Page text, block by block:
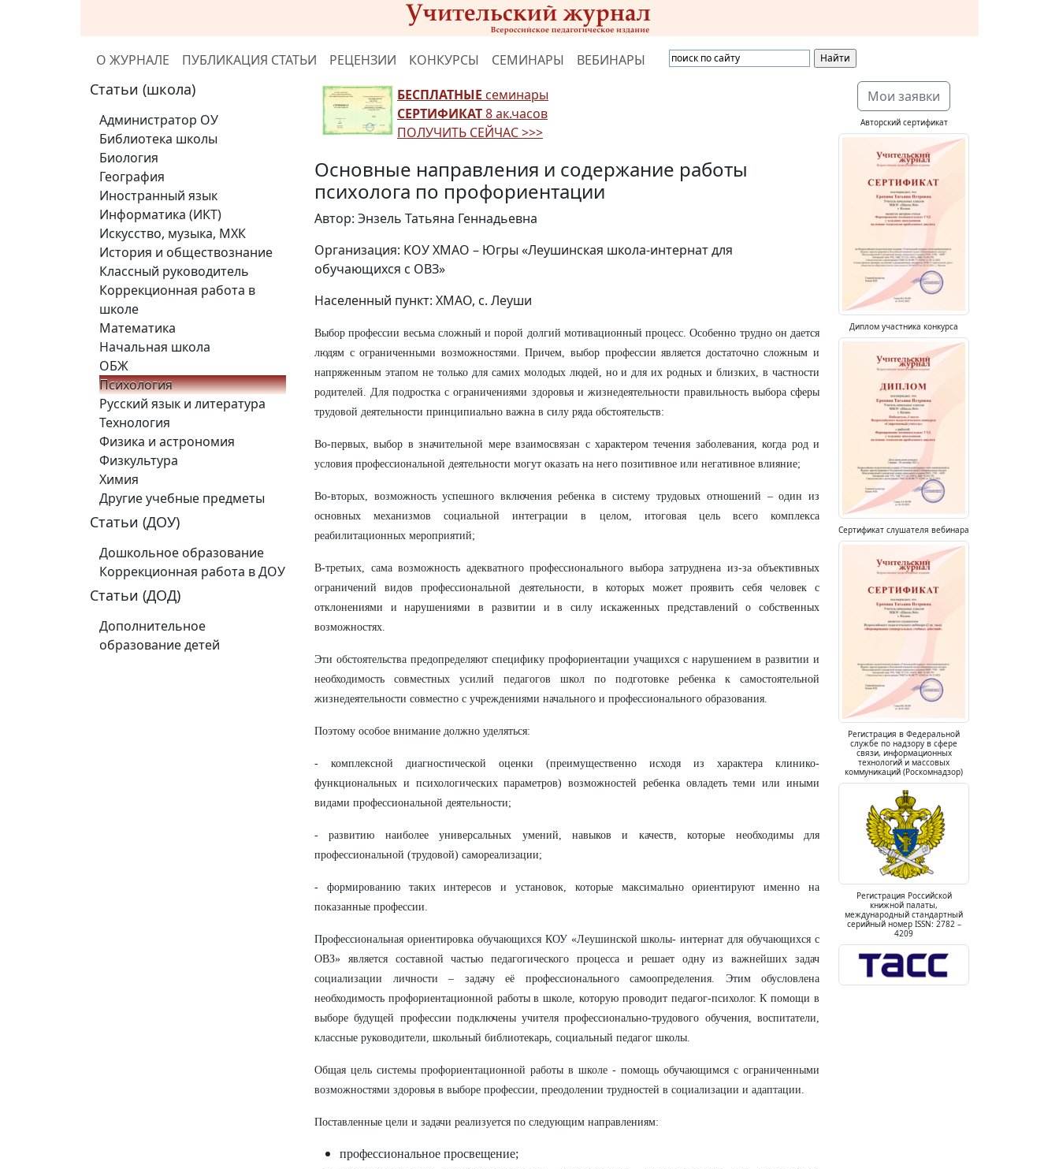
О ЖУРНАЛЕ ПУБЛИКАЦИЯ СТАТЬИ РЕЦЕНЗИИ КОНКУРСЫ СЕМИНАРЫ ВЕБИНАРЫ
Статьи (школа)
Администратор ОУ
Библиотека школы
Биология
География
Иностранный язык
Информатика (ИКТ)
Искусство, музыка, МХК
История и обществознание
Классный руководитель
Коррекционная работа в
школе
Математика
Начальная школа
ОБЖ
Психология
Русский язык и литература
Технология
Физика и астрономия
Физкультура
Химия
Другие учебные предметы
Статьи (ДОУ)
Дошкольное образование
Коррекционная работа в ДОУ
Статьи (ДОД)
Дополнительное
образование детей
БЕСПЛАТНЫЕ семинары
СЕРТИФИКАТ8 ак.часов
ПОЛУЧИТЬ СЕЙЧАС >>>
Основные направления и содержание работы
психолога по профориентации
Автор: Энзель Татьяна Геннадьевна
Организация: КОУ ХМАО – Югры «Леушинская школа-интернат для
обучающихся с ОВЗ»
Населенный пункт: ХМАО, с. Леуши
Выбор профессии весьма сложный и порой долгий мотивационный процесс. Особенно трудно он дается
людям с ограниченными возможностями. Причем, выбор профессии является достаточно сложным и
напряженным этапом не только для самих молодых людей, но и для их родных и близких, в частности
родителей. Для подростка с ограничениями здоровья и жизнедеятельности правильность выбора сферы
трудовой деятельности принципиально важна в силу ряда обстоятельств:
Во-первых, выбор в значительной мере взаимосвязан с характером течения заболевания, когда род и
условия профессиональной деятельности могут оказать на него позитивное или негативное влияние;
Во-вторых, возможность успешного включения ребенка в систему трудовых отношений – один из
основных механизмов социальной интеграции в целом, итоговая цель всего комплекса
реабилитационных мероприятий;
В-третьих, сама возможность адекватного профессионального выбора затруднена из-за объективных
ограничений видов профессиональной деятельности, в которых может проявить себя человек с
отклонениями и нарушениями в развитии и в силу искаженных представлений о собственных
возможностях.
Эти обстоятельства предопределяют специфику профориентации учащихся с нарушением в развитии и
необходимость совместных усилий педагогов школ по подготовке ребенка к самостоятельной
жизнедеятельности совместно с учреждениями начального и профессионального образования.
Поэтому особое внимание должно уделяться:
- комплексной диагностической оценки (преимущественно исходя из характера клинико-
функциональных и психологических параметров) возможностей ребенка овладеть теми или иными
видами профессиональной деятельности;
- развитию наиболее универсальных умений, навыков и качеств, которые необходимы для
профессиональной (трудовой) самореализации;
- формированию таких интересов и установок, которые максимально ориентируют именно на
показанные профессии.
Профессиональная ориентировка обучающихся КОУ «Леушинской школы- интернат для обучающихся с
ОВЗ» является составной частью педагогического процесса и решает одну из важнейших задач
социализации личности – задачу её профессионального самоопределения. Этим обусловлена
необходимость профориентационной работы в школе, которую проводит педагог-психолог. К помощи в
выборе будущей профессии подключены учителя профессионально-трудового обучения, воспитатели,
классные руководители, школьный библиотекарь, социальный педагог школы.
Общая цель системы профориентационной работы в школе - помощь обучающимся с ограниченными
возможностями здоровья в выборе профессии, преодолении трудностей в социализации и адаптации.
Поставленные цели и задачи реализуется по следующим направлениям:
профессиональное просвещение;
Мои заявки
Авторский сертификат
Диплом участника конкурса
Сертификат слушателя вебинара
Регистрация в Федеральной
службе по надзору в сфере
связи, информационных
технологий и массовых
коммуникаций (Роскомнадзор)
Регистрация Российской
книжной палаты,
международный стандартный
серийный номер ISSN: 2782 –
4209